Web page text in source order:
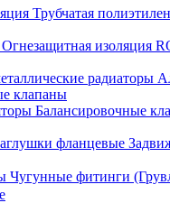
Трубчатая
Огнезащитная изоляция
радиаторы
клапаны
Балансировочные
фланцевые
Чугунные фитинги